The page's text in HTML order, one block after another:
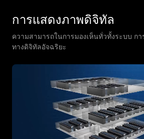
การแสดงภาพดิจิทัล
ความสามารถในการมองเห็นทั่วทั้งระบบ ก
ทางดิจิทัลอัจฉริยะ